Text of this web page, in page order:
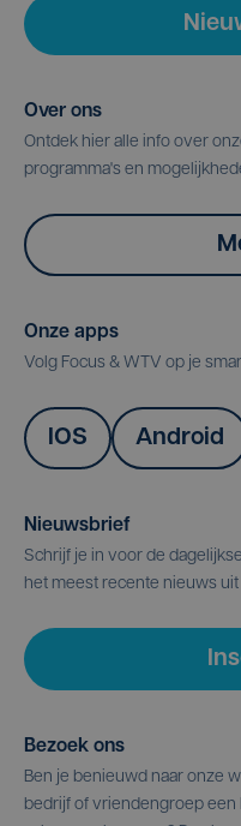
Over ons
Ontdek hier alle info over
programma's en
Onze apps
Volg Focus & WTV op je
IOS Android
Nieuwsbrief
Schrijf je in voor de
het meest recente nieuws
Bezoek ons
Ben je benieuwd naar onze
bedrijf of vriendengroep een